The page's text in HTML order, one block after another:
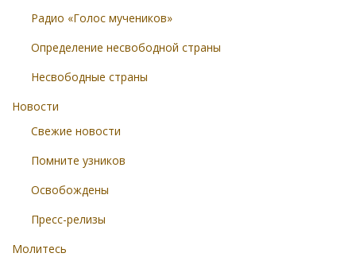
Радио «Голос мучеников»
Определение несвободной страны
Несвободные страны
Новости
Свежие новости
Помните узников
Освобождены
Пресс-релизы
Молитесь